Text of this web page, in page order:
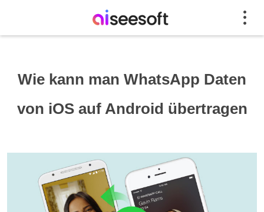
Wie kann man WhatsApp Daten
von iOS auf Android übertragen